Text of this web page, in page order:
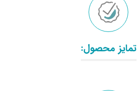
تمایز محصول: